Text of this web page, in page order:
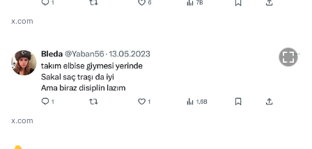
x.com
x.com